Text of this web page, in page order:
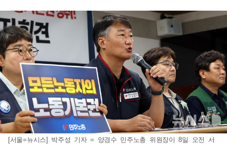
[서울=뉴시스] 박주성 기자 = 양경수 민주노총 위원장이 8일 오전 서